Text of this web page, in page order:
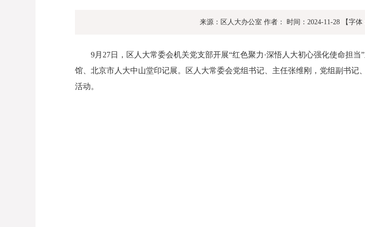
来源：区人大办公室 作者： 时间：2024-11-28 【字体
9月27日，区人大常委会机关党支部开展“红色聚力·深悟人大初心强化使命担
馆、北京市人大中山堂印记展。区人大常委会党组书记、主任张维刚，党组副书
活动。